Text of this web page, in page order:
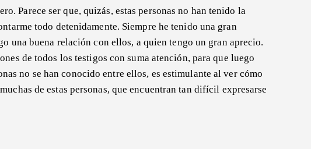
Parece ser que, quizás, estas personas no han tenido la
todo detenidamente. Siempre he tenido una gran
una buena relación con ellos, a quien tengo un gran aprecio.
de todos los testigos con suma atención, para que luego
no se han conocido entre ellos, es estimulante al ver cómo
de estas personas, que encuentran tan difícil expresarse